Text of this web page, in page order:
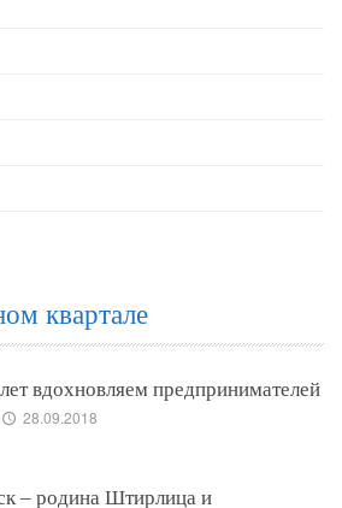
квартале
вдохновляем предпринимателей
28.09.2018
– родина Штирлица и